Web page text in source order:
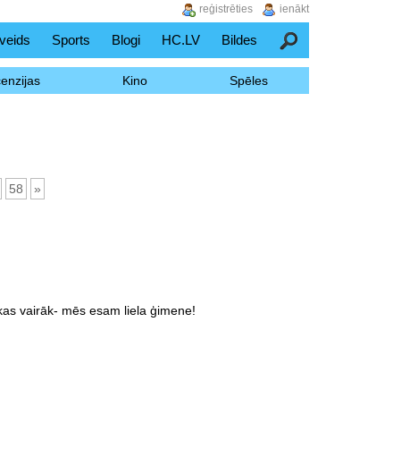
Sports Blogi HC.LV Bildes Meklēšana
Kino Spēles
58 »
vairāk- mēs esam liela ģimene!
ienākt
reģistrēties